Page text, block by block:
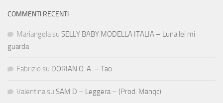
COMMENTI RECENTI
Mariangela su SELLY BABY MODELLA ITALIA – Luna lei mi
guarda
Fabrizio su DORIAN O. A. – Tao
Valentina su SAM D – Leggera – (Prod. Manqc)